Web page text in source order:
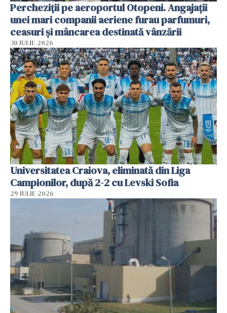
Percheziții pe aeroportul Otopeni. Angajații
unei mari companii aeriene furau parfumuri,
ceasuri și mâncarea destinată vânzării
30 IULIE 2026
Universitatea Craiova, eliminată din Liga
Campionilor, după 2-2 cu Levski Sofia
29 IULIE 2026